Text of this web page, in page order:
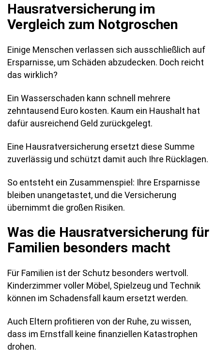
Hausratversicherung im
Vergleich zum Notgroschen
Einige Menschen verlassen sich ausschließlich auf
Ersparnisse, um Schäden abzudecken. Doch reicht
das wirklich?
Ein Wasserschaden kann schnell mehrere
zehntausend Euro kosten. Kaum ein Haushalt hat
dafür ausreichend Geld zurückgelegt.
Eine Hausratversicherung ersetzt diese Summe
zuverlässig und schützt damit auch Ihre Rücklagen.
So entsteht ein Zusammenspiel: Ihre Ersparnisse
bleiben unangetastet, und die Versicherung
übernimmt die großen Risiken.
Was die Hausratversicherung für
Familien besonders macht
Für Familien ist der Schutz besonders wertvoll.
Kinderzimmer voller Möbel, Spielzeug und Technik
können im Schadensfall kaum ersetzt werden.
Auch Eltern profitieren von der Ruhe, zu wissen,
dass im Ernstfall keine finanziellen Katastrophen
drohen.